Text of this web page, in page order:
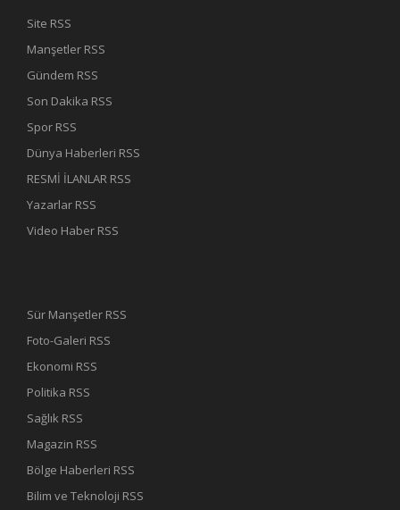
Site RSS
Manşetler RSS
Gündem RSS
Son Dakika RSS
Spor RSS
Dünya Haberleri RSS
RESMİ İLANLAR RSS
Yazarlar RSS
Video Haber RSS
Sür Manşetler RSS
Foto-Galeri RSS
Ekonomi RSS
Politika RSS
Sağlık RSS
Magazin RSS
Bölge Haberleri RSS
Bilim ve Teknoloji RSS